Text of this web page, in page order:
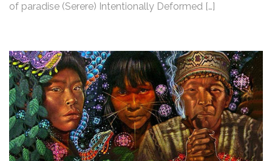
of paradise (Serere) Intentionally Deformed […]